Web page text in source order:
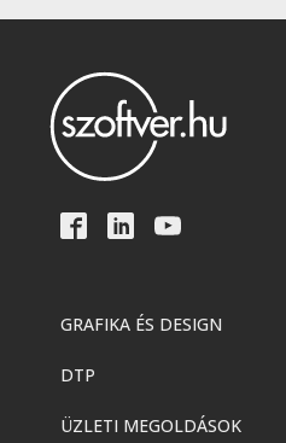
GRAFIKA ÉS DESIGN
DTP
ÜZLETI MEGOLDÁSOK